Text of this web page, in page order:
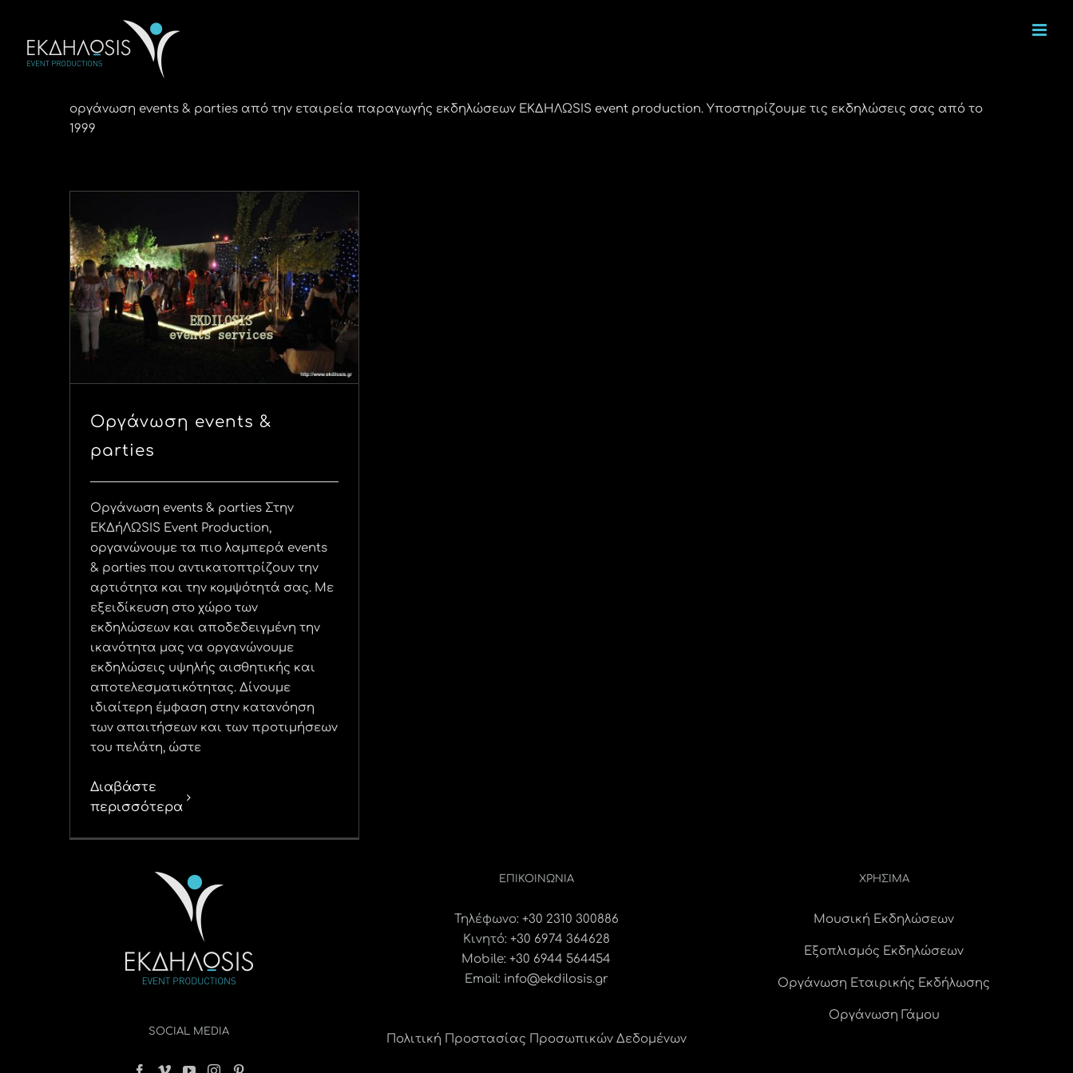
περιεχόμενο
οργάνωση events & parties από την εταιρεία παραγωγής εκδηλώσεων ΕΚΔΗΛΩSIS event production. Υποστηρίζουμε τις εκδηλώσεις σας από το
1999
Οργάνωση events &
parties
Οργάνωση events &
parties
Οργάνωση events & parties Στην
ΕΚΔήΛΩSIS Event Production,
οργανώνουμε τα πιο λαμπερά events
& parties που αντικατοπτρίζουν την
αρτιότητα και την κομψότητά σας. Με
εξειδίκευση στο χώρο των
εκδηλώσεων και αποδεδειγμένη την
ικανότητα μας να οργανώνουμε
εκδηλώσεις υψηλής αισθητικής και
αποτελεσματικότητας. Δίνουμε
ιδιαίτερη έμφαση στην κατανόηση
των απαιτήσεων και των προτιμήσεων
του πελάτη, ώστε
Διαβάστε
περισσότερα
SOCIAL MEDIA
ΕΠΙΚΟΙΝΩΝΊΑ
Τηλέφωνο: +30 2310 300886
Κινητό: +30 6974 364628
Mobile: +30 6944 564454
Email: info@ekdilosis.gr
Πολιτική Προστασίας Προσωπικών Δεδομένων
ΧΡΗΣΙΜΑ
Μουσική Εκδηλώσεων
Εξοπλισμός Εκδηλώσεων
Οργάνωση Εταιρικής Εκδήλωσης
Οργάνωση Γάμου